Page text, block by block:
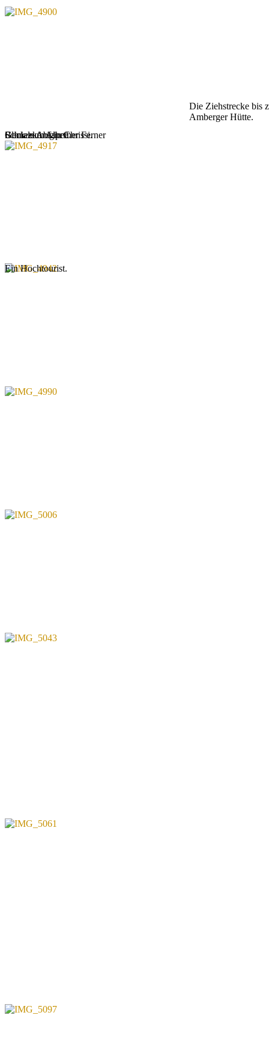
Blick zum Alpeiner Ferner
Ein Hochtourist.
Geniale Abfahrt!
Schneekönigin Chrissi.
Die Ziehstrecke bis
Amberger Hütte.